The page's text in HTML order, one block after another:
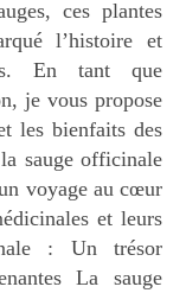
ces plantes
l’histoire et
En tant que
je vous propose
les bienfaits des
sauge officinale
voyage au cœur
et leurs
: Un trésor
La sauge